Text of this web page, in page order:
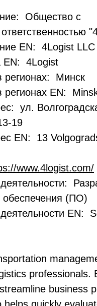
Общество с
EN: 4Logist LLC
EN: 4Logist
регионах: Минск
регионах EN:
ул.
19
EN: 13
www.4logist.com/
обеспечения (ПО)
EN:
professionals.
business